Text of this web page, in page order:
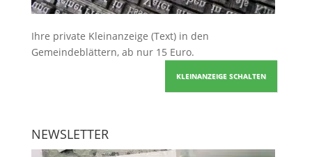
Ihre private Kleinanzeige (Text) in den
Gemeindeblättern, ab nur 15 Euro.
KLEINANZEIGE SCHALTEN
NEWSLETTER